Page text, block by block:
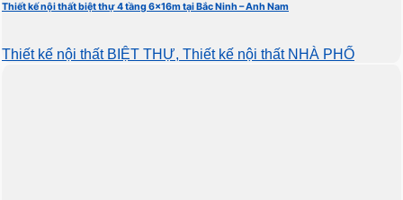
Thiết kế nội thất biệt thự 4 tầng 6x16m tại Bắc Ninh – Anh Nam
Thiết kế nội thất BIỆT THỰ, Thiết kế nội thất NHÀ PHỐ